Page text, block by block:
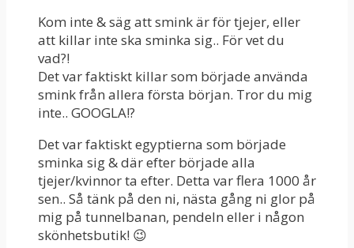
Kom inte & säg att smink är för tjejer, eller
att killar inte ska sminka sig.. För vet du
vad?!
Det var faktiskt killar som började använda
smink från allera första början. Tror du mig
inte.. GOOGLA!?
Det var faktiskt egyptierna som började
sminka sig & där efter började alla
tjejer/kvinnor ta efter. Detta var flera 1000 år
sen.. Så tänk på den ni, nästa gång ni glor på
mig på tunnelbanan, pendeln eller i någon
skönhetsbutik! 😉